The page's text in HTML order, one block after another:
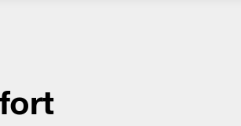
МАРКЕТПЛЕЙСАМИ